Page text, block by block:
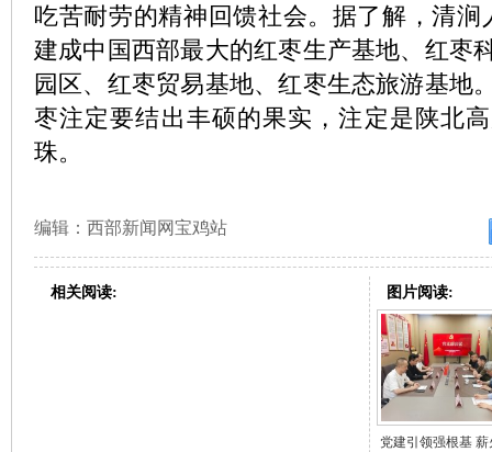
吃苦耐劳的精神回馈社会。据了解，清涧
建成中国西部最大的红枣生产基地、红枣
园区、红枣贸易基地、红枣生态旅游基地
枣注定要结出丰硕的果实，注定是陕北
珠。
编辑：西部新闻网宝鸡站
相关阅读: 图片阅读:
党建引领强根基 薪